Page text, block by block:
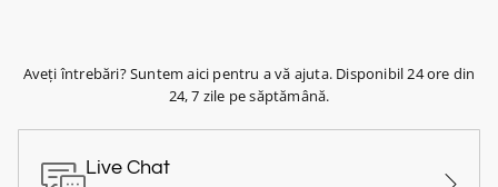
Aveți întrebări? Suntem aici pentru a vă ajuta. Disponibil 24 ore din
24, 7 zile pe săptămână.
Live Chat